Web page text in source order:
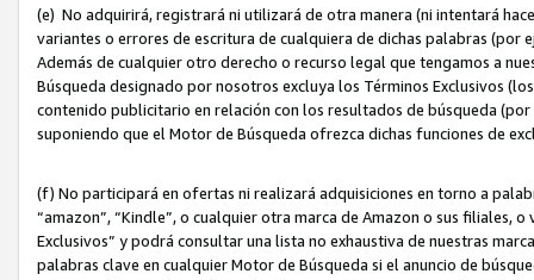
(e) No adquirirá, registrará ni utilizará de otra manera (ni intentará
variantes o errores de escritura de cualquiera de dichas palabras (por
Además de cualquier otro derecho o recurso legal que tengamos a
Búsqueda designado por nosotros excluya los Términos Exclusivos
contenido publicitario en relación con los resultados de búsqueda
suponiendo que el Motor de Búsqueda ofrezca dichas funciones de
(f) No participará en ofertas ni realizará adquisiciones en torno a
“amazon”, “Kindle”, o cualquier otra marca de Amazon o sus filiales,
Exclusivos” y podrá consultar una lista no exhaustiva de nuestras
palabras clave en cualquier Motor de Búsqueda si el anuncio de